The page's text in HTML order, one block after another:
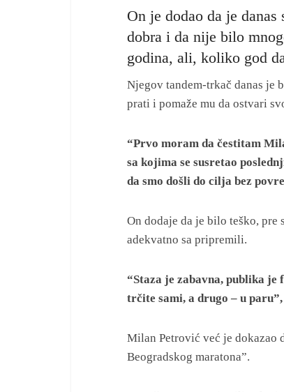
On je dodao da je
dobra i da nije bilo
godina, ali, koliko god
Njegov tandem-trkač danas je
prati i pomaže mu da ostvari
“Prvo moram da čestitam
sa kojima se susretao
da smo došli do cilja bez
On dodaje da je bilo teško, pre
adekvatno sa pripremili.
“Staza je zabavna, publika je
trčite sami, a drugo – u paru”,
Milan Petrović već je dokazao
Beogradskog maratona”.